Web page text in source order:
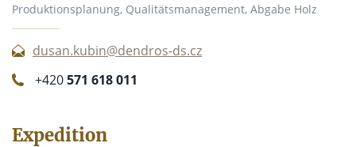
Produktionsplanung, Qualitätsmanagement, Abgabe Holz
dusan.kubin@dendros-ds.cz
+420571 618 011
Expedition